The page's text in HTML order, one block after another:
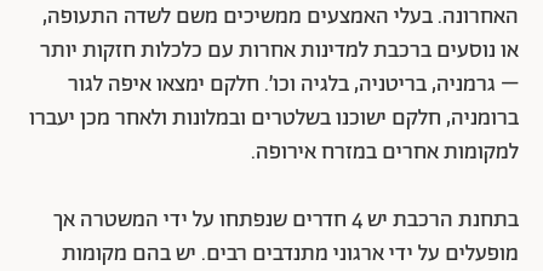
האחרונה. בעלי האמצעים ממשיכים משם לשדה התעופה,
או נוסעים ברכבת למדינות אחרות עם כלכלות חזקות יותר
– גרמניה, בריטניה, בלגיה וכו׳. חלקם ימצאו איפה לגור
ברומניה, חלקם ישוכנו בשלטרים ובמלונות ולאחר מכן יעברו
למקומות אחרים במזרח אירופה.
בתחנת הרכבת יש 4 חדרים שנפתחו על ידי המשטרה אך
מופעלים על ידי ארגוני מתנדבים רבים. יש בהם מקומות